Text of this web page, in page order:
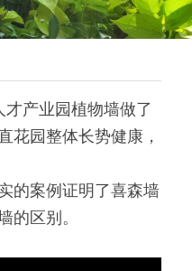
产业园植物墙做了
花园整体长势健康，
的案例证明了喜森墙
的区别。